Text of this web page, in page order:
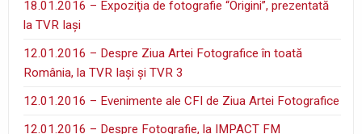
18.01.2016 – Expoziţia de fotografie “Origini”, prezentată
la TVR Iaşi
12.01.2016 – Despre Ziua Artei Fotografice în toată
România, la TVR Iaşi şi TVR 3
12.01.2016 – Evenimente ale CFI de Ziua Artei Fotografice
12.01.2016 – Despre Fotografie, la IMPACT FM